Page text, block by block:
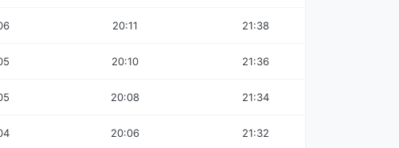
20:11 21:38
20:10 21:36
20:08 21:34
20:06 21:32